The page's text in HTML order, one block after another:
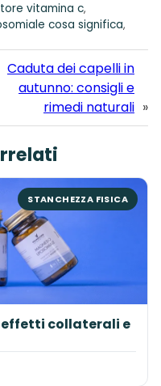
vitamina c,
cosa significa,
Caduta dei capelli in
autunno: consigli e
rimedi naturali »
STANCHEZZA FISICA
collaterali e